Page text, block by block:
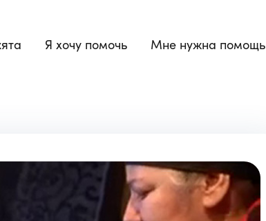
Я хочу помочь Мне нужна помощь